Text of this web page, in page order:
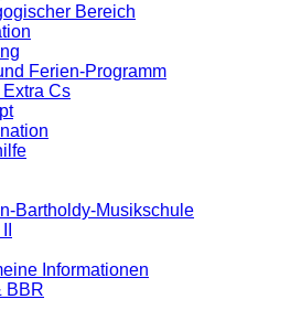
Bereich
Ferien-Programm
Cs
Bartholdy-Musikschule
Informationen
BBR